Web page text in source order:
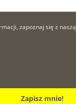
zapoznaj się z naszą
Zapisz mnie!